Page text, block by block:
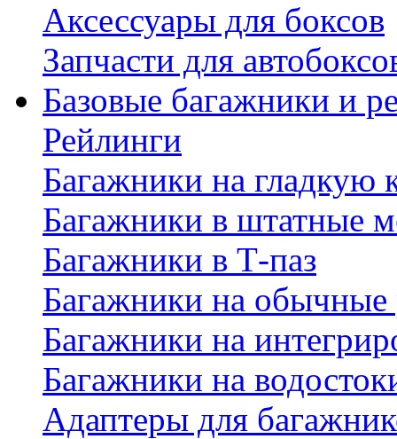
Аксессуары для боксов
Запчасти для
Базовые багажники и
Рейлинги
Багажники на гладкую
Багажники в штатные
Багажники в Т-паз
Багажники на обычные
Багажники на
Багажники на
Адаптеры для